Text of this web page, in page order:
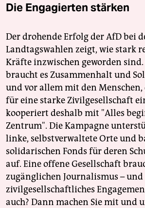
Die Engagierten stärken
Der drohende Erfolg der AfD bei
Landtagswahlen zeigt, wie stark
Kräfte inzwischen geworden sind.
braucht es Zusammenhalt und
und vor allem mit den Menschen,
für eine starke Zivilgesellschaft
kooperiert deshalb mit "Alles
Zentrum". Die Kampagne
linke, selbstverwaltete Orte und
solidarischen Fonds für deren
auf. Eine offene Gesellschaft
zugänglichen Journalismus – und
zivilgesellschaftliches
auch? Dann machen Sie mit und